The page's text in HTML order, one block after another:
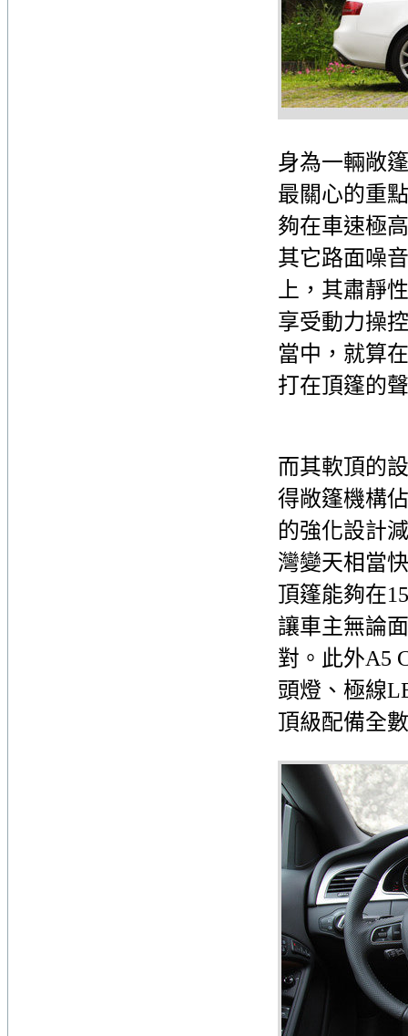
身為一輛敞
最關心的重
夠在車速極
其它路面噪
上，其肅靜
享受動力操
當中，就算
打在頂篷的
而其軟頂的
得敞篷機構
的強化設計
灣變天相當
頂篷能夠在
讓車主無論
對。此外A5
頭燈、極線
頂級配備全